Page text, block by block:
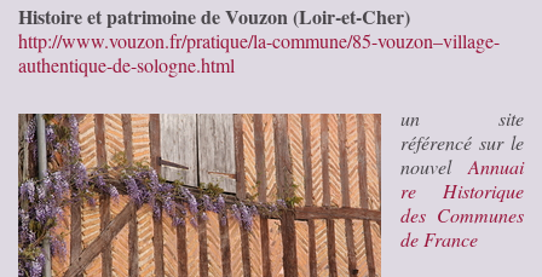
Histoire et patrimoine de Vouzon (Loir-et-Cher)
http://www.vouzon.fr/pratique/la-commune/85-vouzon–village-
authentique-de-sologne.html
un site
référencé sur le
nouvel Annuai
re Historique
des Communes
de France